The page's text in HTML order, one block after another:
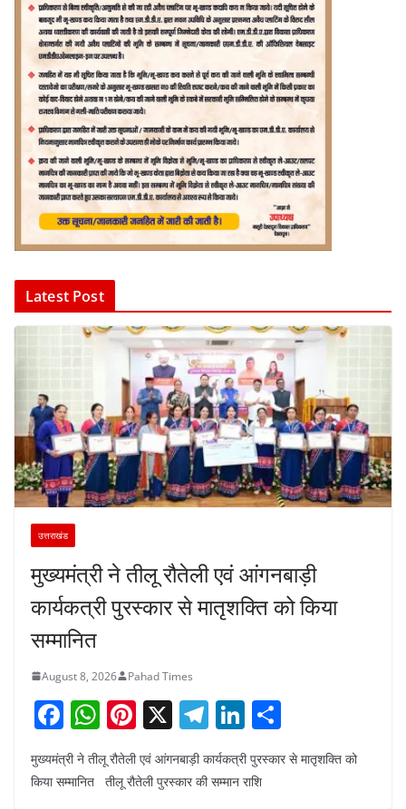
Latest Post
उत्तराखंड
मुख्यमंत्री ने तीलू रौतेली एवं आंगनबाड़ी
कार्यकत्री पुरस्कार से मातृशक्ति को किया
सम्मानित
August 8, 2026 Pahad Times
F
a
c
W
h
at
Pi
nt
er
X T
el
e
Li
n
k
h
ar
मुख्यमंत्री ने तीलू रौतेली एवं आंगनबाड़ी कार्यकत्री पुरस्कार से मातृशक्ति को
किया सम्मानित तीलू रौतेली पुरस्कार की सम्मान राशि